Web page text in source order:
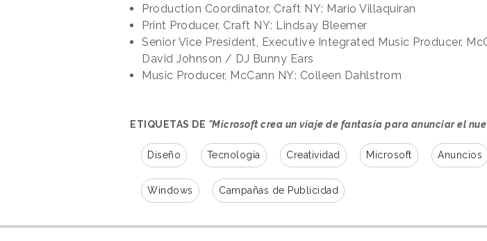
Production Coordinator, Craft NY: Mario Villaquiran
Print Producer, Craft NY: Lindsay Bleemer
Senior Vice President, Executive Integrated Music Producer,
David Johnson / DJ Bunny Ears
Music Producer, McCann NY: Colleen Dahlstrom
ETIQUETAS DE "Microsoft crea un viaje de fantasía para anunciar el
Diseño Tecnología Creatividad Microsoft Anuncios
Windows Campañas de Publicidad